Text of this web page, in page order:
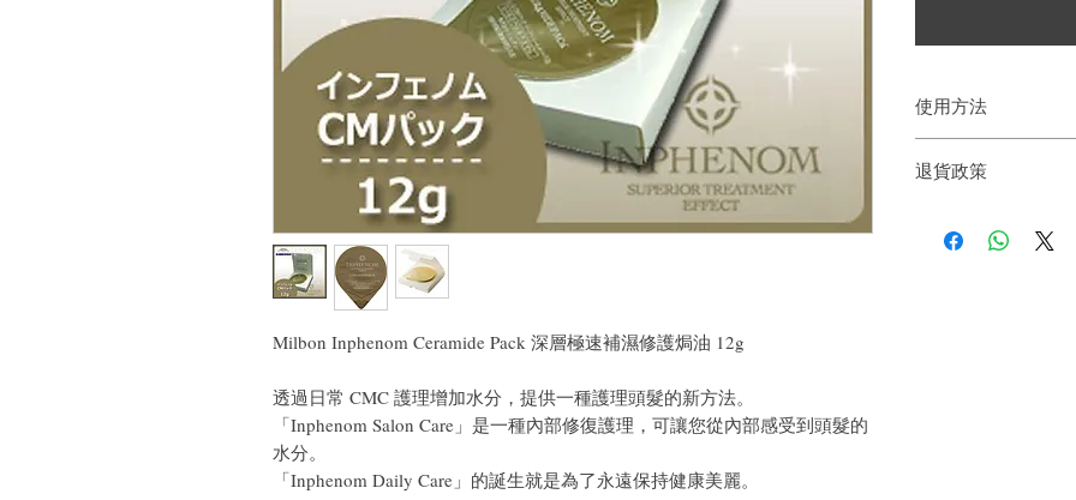
Milbon Inphenom Ceramide Pack 深層極速補濕修護焗油 12g
透過日常 CMC 護理增加水分，提供一種護理頭髮的新方法。
「Inphenom Salon Care」是一種內部修復護理，可讓您從內部感受到頭髮的
水分。
「Inphenom Daily Care」的誕生就是為了永遠保持健康美麗。
使用方法
一粒長頭髮大概用一至
鐘，再等五分鐘後用
退貨政策
戶。首先，您需要在